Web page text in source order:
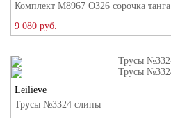
Комплект M8967 ОЗ26 сорочка танга
9 080 руб.
Leilieve
Трусы №3324 слипы